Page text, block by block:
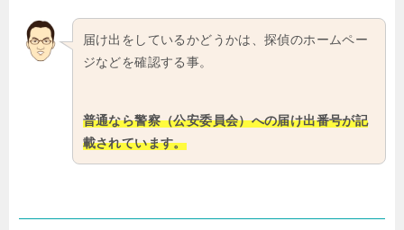
届け出をしているかどうかは、探偵のホームペー
ジなどを確認する事。
普通なら警察（公安委員会）への届け出番号が記
載されています。